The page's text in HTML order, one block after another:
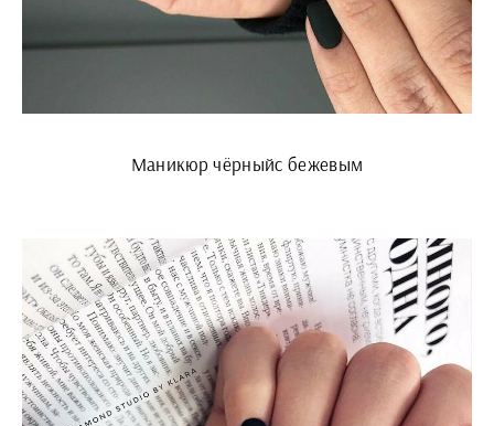
Маникюр чёрныйс бежевым